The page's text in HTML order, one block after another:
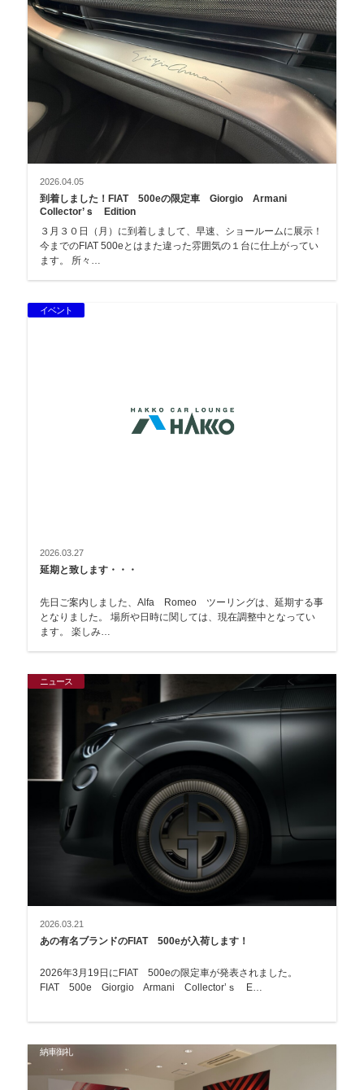
2026.04.05
到着しました！FIAT 500eの限定車 Giorgio Armani
Collector’ｓ Edition
３月３０日（月）に到着しまして、早速、ショールームに展示！
今までのFIAT 500eとはまた違った雰囲気の１台に仕上がってい
ます。 所々…
イベント
2026.03.27
延期と致します・・・
先日ご案内しました、Alfa Romeo ツーリングは、延期する事
となりました。 場所や日時に関しては、現在調整中となってい
ます。 楽しみ…
ニュース
2026.03.21
あの有名ブランドのFIAT 500eが入荷します！
2026年3月19日にFIAT 500eの限定車が発表されました。
FIAT 500e Giorgio Armani Collector’ｓ E…
納車御礼